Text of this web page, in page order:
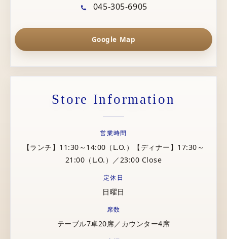
045-305-6905
Google Map
Store Information
営業時間
【ランチ】11:30～14:00（L.O.）【ディナー】17:30～
21:00（L.O.）／23:00 Close
定休日
日曜日
席数
テーブル7卓20席／カウンター4席